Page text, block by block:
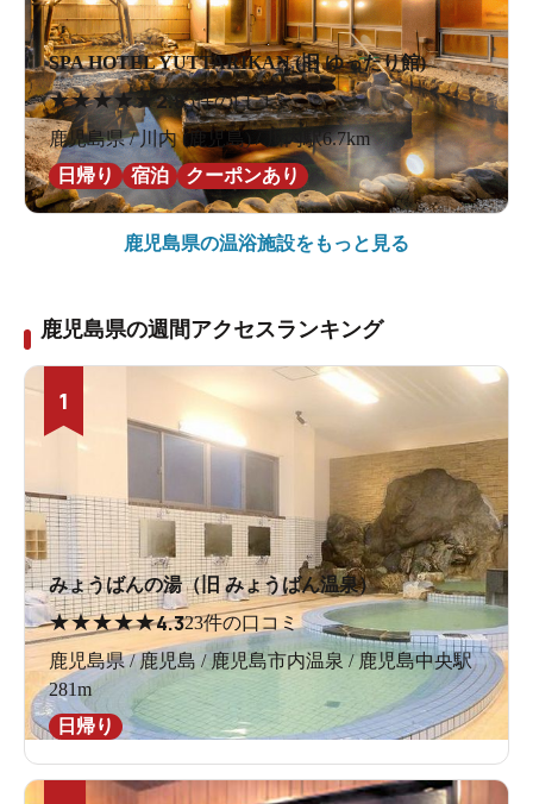
SPA HOTEL YUTTARIKAN (旧 ゆったり館)
★★★★★2.85件の口コミ
鹿児島県 / 川内 (鹿児島) / 川内駅6.7km
日帰り
宿泊 クーポンあり
鹿児島県の温浴施設をもっと見る
鹿児島県の週間アクセスランキング
1
みょうばんの湯（旧 みょうばん温泉）
★★★★★4.323件の口コミ
鹿児島県 / 鹿児島 / 鹿児島市内温泉 / 鹿児島中央駅
281m
日帰り